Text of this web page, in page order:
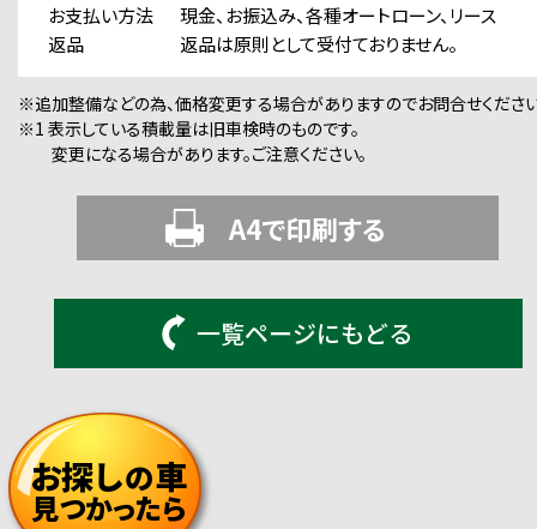
お支払い方法
現金、お振込み、各種オートローン、リース
返品
返品は原則として受付ておりません。
※追加整備などの為、価格変更する場合がありますのでお問合せくださ
※1 表示している積載量は旧車検時のものです。
変更になる場合があります。ご注意ください。
A4で印刷する
一覧ページにもどる
お探しの車
見つかったら